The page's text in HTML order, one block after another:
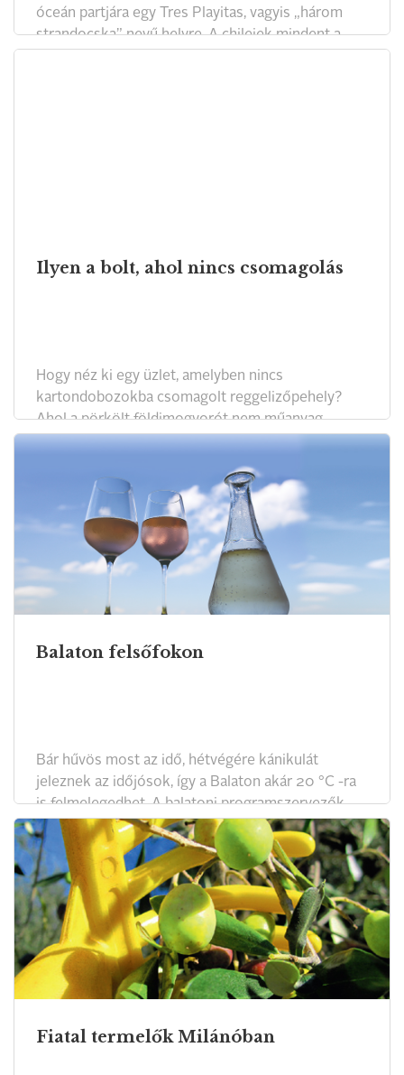
óceán partjára egy Tres Playitas, vagyis „három
strandocska” nevű helyre. A chileiek mindent a
Ilyen a bolt, ahol nincs csomagolás
Hogy néz ki egy üzlet, amelyben nincs
kartondobozokba csomagolt reggelizőpehely?
Ahol a pörkölt földimogyorót nem műanyag
zacskókban árulják? Londonban megvalósították.
Vajon ilyen lesz a jövő kisboltja?
Balaton felsőfokon
Bár hűvös most az idő, hétvégére kánikulát
jeleznek az időjósok, így a Balaton akár 20 °C -ra
is felmelegedhet. A balatoni programszervezők
idén is számos rendezvénnyel készülnek a nyárra.
A MOL Nagyon Balaton programsorozat május
28-án a tókerülő NN Ultrabalaton futóversennyel
indul, a Magyar Konyha magazin szerkesztői pedig
már járják körbe a Balatont és környékét, gyűjtik
az új címeket a 2016-os Balatoni melléklethez.
Fiatal termelők Milánóban